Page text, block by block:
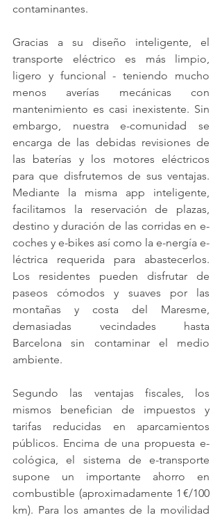
contaminantes.
Gracias a su diseño inteligente, el
transporte eléctrico es más limpio,
ligero y funcional - teniendo mucho
menos averías mecánicas con
mantenimiento es casi inexistente. Sin
embargo, nuestra e-comunidad se
encarga de las debidas revisiones de
las baterías y los motores eléctricos
para que disfrutemos de sus ventajas.
Mediante la misma app inteligente,
facilitamos la reservación de plazas,
destino y duración de las corridas en e-
coches y e-bikes así como la e-nergía e-
léctrica requerida para abastecerlos.
Los residentes pueden disfrutar de
paseos cómodos y suaves por las
montañas y costa del Maresme,
demasiadas vecindades hasta
Barcelona sin contaminar el medio
ambiente.
Segundo las ventajas fiscales, los
mismos benefician de impuestos y
tarifas reducidas en aparcamientos
públicos. Encima de una propuesta e-
cológica, el sistema de e-transporte
supone un importante ahorro en
combustible (aproximadamente 1 €/100
km). Para los amantes de la movilidad